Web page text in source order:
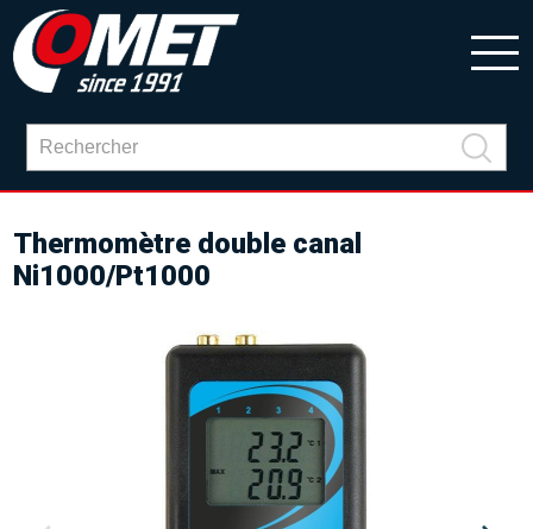
Thermomètre double canal
Ni1000/Pt1000